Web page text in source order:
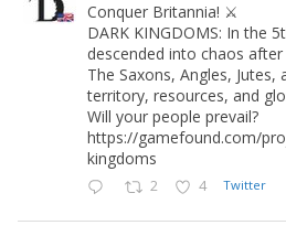
Conquer Britannia! ⚔️
DARK KINGDOMS: In the
descended into chaos
The Saxons, Angles,
territory, resources, and
Will your people prevail?
https://gamefound.com/
kingdoms
2 4 Twitter